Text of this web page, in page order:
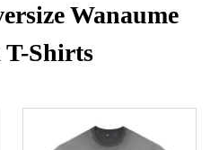
Wanaume
T-Shirts